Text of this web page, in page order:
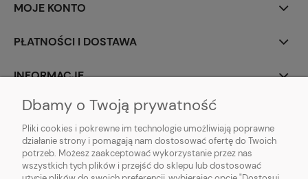
MOJE KONTO
PŁATNOŚCI I DOSTAWA
INFORMACJE
O NAS
Dbamy o Twoją prywatność
Pliki cookies i pokrewne im technologie umożliwiają poprawne
działanie strony i pomagają nam dostosować ofertę do Twoich
potrzeb. Możesz zaakceptować wykorzystanie przez nas
wszystkich tych plików i przejść do sklepu lub dostosować